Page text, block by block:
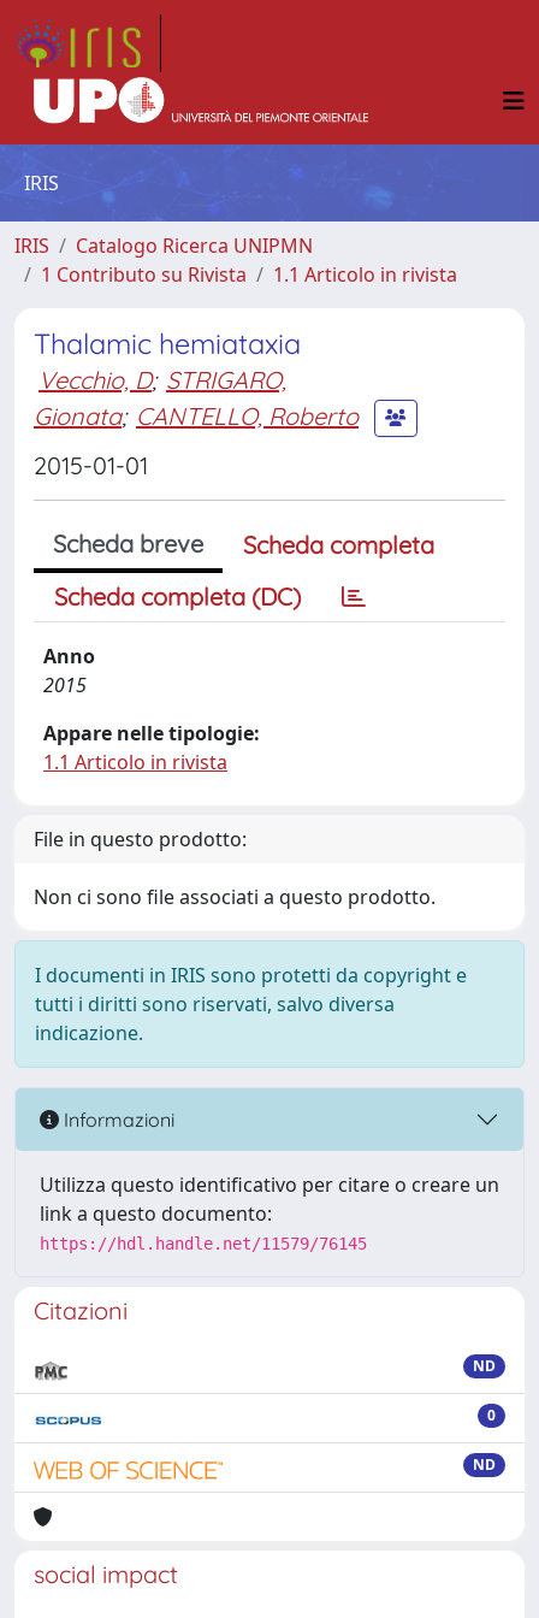
IRIS
IRIS
Catalogo Ricerca UNIPMN
1 Contributo su Rivista
1.1 Articolo in rivista
Thalamic hemiataxia
Vecchio, D; STRIGARO,
Gionata; CANTELLO, Roberto
2015-01-01
Scheda breve
Scheda completa
Scheda completa (DC)
Anno
2015
Appare nelle tipologie:
1.1 Articolo in rivista
File in questo prodotto:
Non ci sono file associati a questo prodotto.
I documenti in IRIS sono protetti da copyright e
tutti i diritti sono riservati, salvo diversa
indicazione.
Informazioni
Utilizza questo identificativo per citare o creare un
link a questo documento:
https://hdl.handle.net/11579/76145
Citazioni
ND
0
ND
social impact